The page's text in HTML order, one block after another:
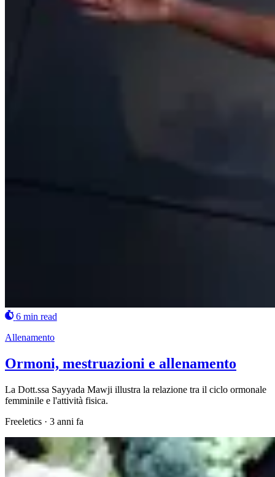
6 min read
Allenamento
Ormoni, mestruazioni e allenamento
La Dott.ssa Sayyada Mawji illustra la relazione tra il ciclo ormonale
femminile e l'attività fisica.
Freeletics · 3 anni fa